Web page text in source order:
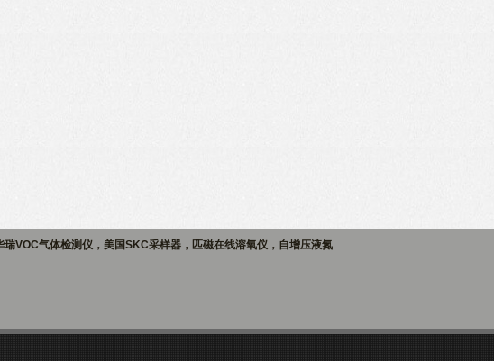
VOC气体检测仪，美国SKC采样器，匹磁在线溶氧仪，自增压液氮